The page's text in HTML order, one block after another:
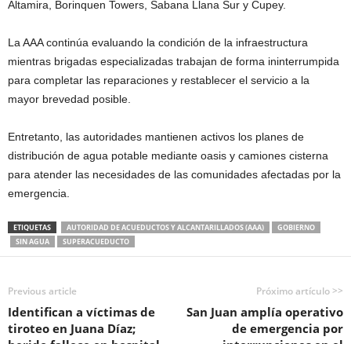
Altamira, Borinquen Towers, Sabana Llana Sur y Cupey.
La AAA continúa evaluando la condición de la infraestructura
mientras brigadas especializadas trabajan de forma ininterrumpida
para completar las reparaciones y restablecer el servicio a la
mayor brevedad posible.
Entretanto, las autoridades mantienen activos los planes de
distribución de agua potable mediante oasis y camiones cisterna
para atender las necesidades de las comunidades afectadas por la
emergencia.
ETIQUETAS AUTORIDAD DE ACUEDUCTOS Y ALCANTARILLADOS (AAA)
GOBIERNO
SIN AGUA
SUPERACUEDUCTO
Previous article
Identifican a víctimas de
tiroteo en Juana Díaz;
Próximo artículo >>
San Juan amplía operativo
de emergencia por